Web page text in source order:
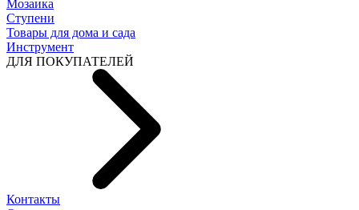
Мозаика
Ступени
Товары для дома и сада
Инструмент
ДЛЯ ПОКУПАТЕЛЕЙ
Контакты